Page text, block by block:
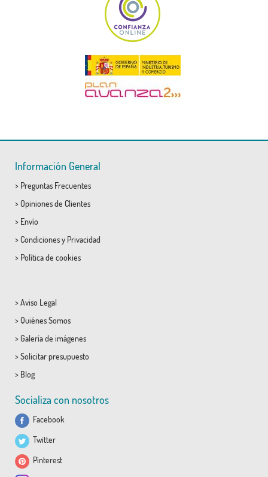
Información General
> Preguntas Frecuentes
> Opiniones de Clientes
> Envío
> Condicionesy Privacidad
> Política de cookies
> Aviso Legal
> Quiénes Somos
> Galería de imágenes
> Solicitar presupuesto
> Blog
Socializa con nosotros
Facebook
Twitter
Pinterest